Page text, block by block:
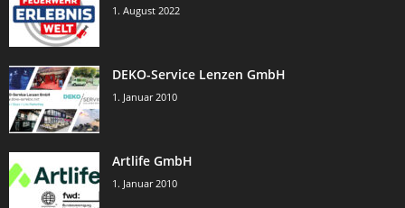
1. August 2022
DEKO-Service Lenzen GmbH
1. Januar 2010
Artlife GmbH
1. Januar 2010